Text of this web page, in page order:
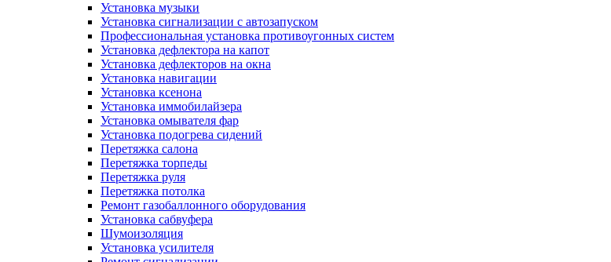
Установка музыки
Установка сигнализации с автозапуском
Профессиональная установка противоугонных систем
Установка дефлектора на капот
Установка дефлекторов на окна
Установка навигации
Установка ксенона
Установка иммобилайзера
Установка омывателя фар
Установка подогрева сидений
Перетяжка салона
Перетяжка торпеды
Перетяжка руля
Перетяжка потолка
Ремонт газобаллонного оборудования
Установка сабвуфера
Шумоизоляция
Установка усилителя